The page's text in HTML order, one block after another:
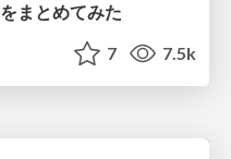
まとめてみた
7 7.5k